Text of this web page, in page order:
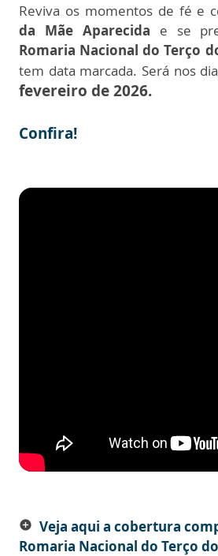
Reviva os momentos de fé e
da Mãe Aparecida e se
Romaria Nacional do Terço
tem data marcada. Será nos
fevereiro de 2026.
Confira!
add_circle Veja aqui a cobertura
Romaria Nacional do Terço